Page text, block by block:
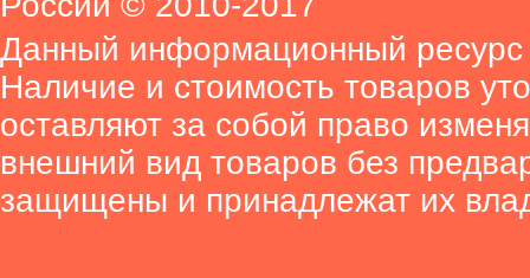
Данный информационный ресурс
Наличие и стоимость товаров
оставляют за собой право
внешний вид товаров без
защищены и принадлежат их